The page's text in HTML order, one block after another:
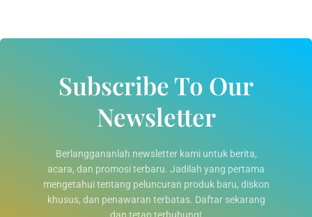
Subscribe To Our
Newsletter
Berlanggananlah newsletter kami untuk berita,
acara, dan promosi terbaru. Jadilah yang pertama
mengetahui tentang peluncuran produk baru, diskon
khusus, dan penawaran terbatas. Daftar sekarang